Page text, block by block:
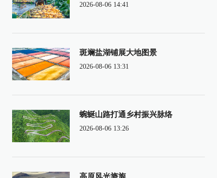
2026-08-06 14:41
斑斓盐湖铺展大地图景
2026-08-06 13:31
蜿蜒山路打通乡村振兴脉络
2026-08-06 13:26
高原风光旖旎